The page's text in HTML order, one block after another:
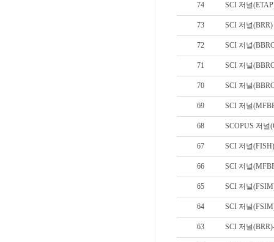
74 SCI 저널
73 SCI 저널
72 SCI 저널
71 SCI 저널
70 SCI 저널
69 SCI 저널
68 SCOPUS 저널
67 SCI 저널
66 SCI 저널
65 SCI 저널
64 SCI 저널
63 SCI 저널